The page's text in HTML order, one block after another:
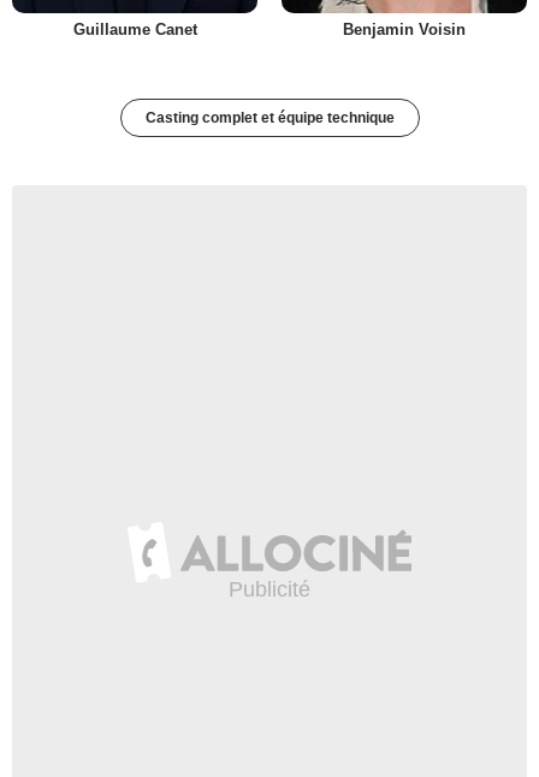
Guillaume Canet Benjamin Voisin
Casting complet et équipe technique